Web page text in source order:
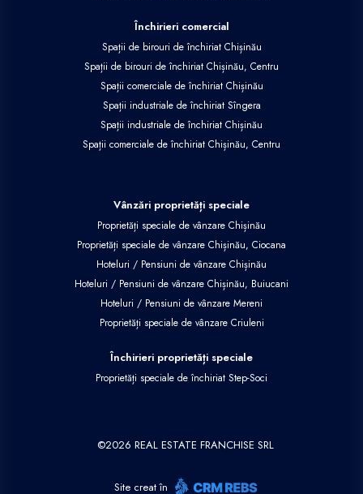
Închirieri comercial
Spații de birouri de închiriat Chișinău
Spații de birouri de închiriat Chișinău, Centru
Spații comerciale de închiriat Chișinău
Spații industriale de închiriat Sîngera
Spații industriale de închiriat Chișinău
Spații comerciale de închiriat Chișinău, Centru
Vânzări proprietăți speciale
Proprietăți speciale de vânzare Chișinău
Proprietăți speciale de vânzare Chișinău, Ciocana
Hoteluri / Pensiuni de vânzare Chișinău
Hoteluri / Pensiuni de vânzare Chișinău, Buiucani
Hoteluri / Pensiuni de vânzare Mereni
Proprietăți speciale de vânzare Criuleni
Închirieri proprietăți speciale
Proprietăți speciale de închiriat Step-Soci
©2026 REAL ESTATE FRANCHISE SRL
Site creat în